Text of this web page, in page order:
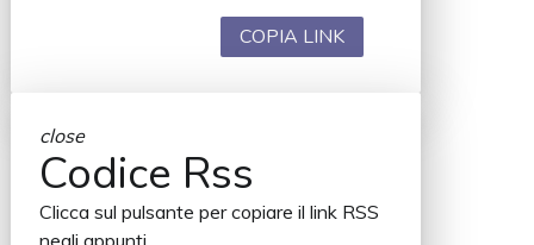
COPIA LINK
close
Codice Rss
Clicca sul pulsante per copiare il link RSS
negli appunti.